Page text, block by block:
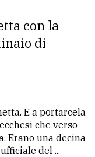
con la
di
E a portarcela
che verso
Erano una decina
del ...